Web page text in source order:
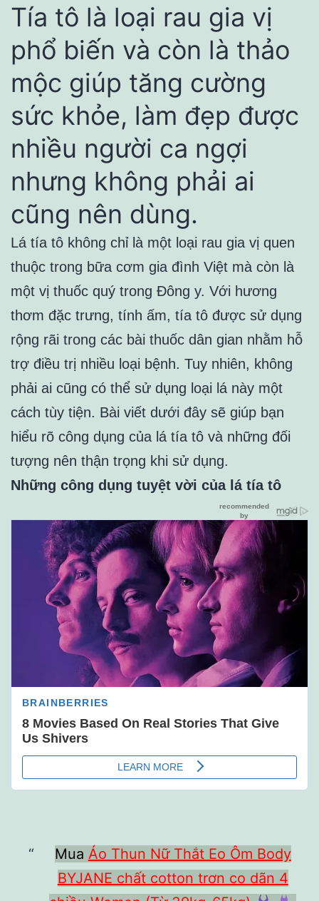
Tía tô là loại rau gia vị
phổ biến và còn là thảo
mộc giúp tăng cường
sức khỏe, làm đẹp được
nhiều người ca ngợi
nhưng không phải ai
cũng nên dùng.
Lá tía tô không chỉ là một loại rau gia vị quen
thuộc trong bữa cơm gia đình Việt mà còn là
một vị thuốc quý trong Đông y. Với hương
thơm đặc trưng, tính ấm, tía tô được sử dụng
rộng rãi trong các bài thuốc dân gian nhằm hỗ
trợ điều trị nhiều loại bệnh. Tuy nhiên, không
phải ai cũng có thể sử dụng loại lá này một
cách tùy tiện. Bài viết dưới đây sẽ giúp bạn
hiểu rõ công dụng của lá tía tô và những đối
tượng nên thận trọng khi sử dụng.
Những công dụng tuyệt vời của lá tía tô
Mua Áo Thun Nữ Thắt Eo Ôm Body
BYJANE chất cotton trơn co dãn 4